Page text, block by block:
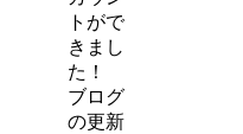
トがで
きまし
た！
ブログ
の更新